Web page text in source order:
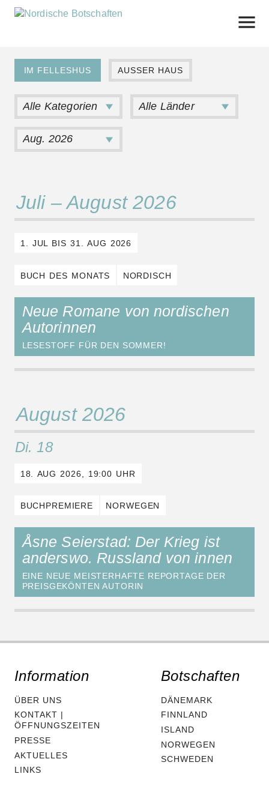
Skip
IM FELLESHUS AUSSER HAUS
Juli – August 2026
1. JUL BIS 31. AUG 2026
BUCH DES MONATS NORDISCH
Neue Romane von nordischen
Autorinnen
LESESTOFF FÜR DEN SOMMER!
August 2026
Di. 18
18. AUG 2026, 19:00 UHR
BUCHPREMIERE NORWEGEN
Åsne Seierstad: Der Krieg ist
anderswo. Russland von innen
EINE NEUE MEISTERHAFTE REPORTAGE DER
PREISGEKÖNTEN AUTORIN
Information
ÜBER UNS
KONTAKT |
ÖFFNUNGSZEITEN
PRESSE
AKTUELLES
LINKS
Botschaften
DÄNEMARK
FINNLAND
ISLAND
NORWEGEN
SCHWEDEN